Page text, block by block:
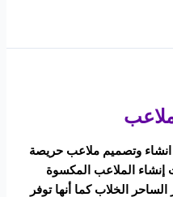
وتصميم ملاعب حريصة
الملاعب المكسوة
الخلاب كما أنها توفر